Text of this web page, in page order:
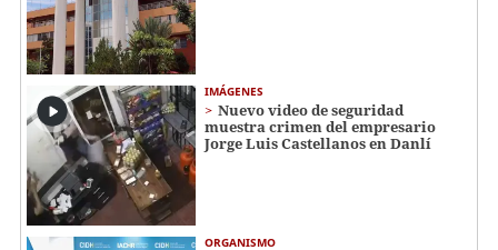
IMÁGENES
Nuevo video de seguridad
muestra crimen del empresario
Jorge Luis Castellanos en Danlí
ORGANISMO